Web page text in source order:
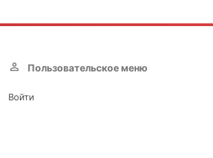
Пользовательское меню
Войти